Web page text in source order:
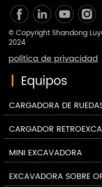
© Copyright Shandong
2024
política de privacidad
| Equipos
CARGADORA DE
CARGADOR
MINI EXCAVADORA
EXCAVADORA SOBRE